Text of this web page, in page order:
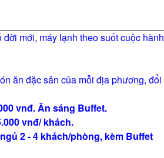
mới, máy lạnh theo suốt cuộc hành
ăn đặc sản của mỗi địa phương, đổi
vnđ. Ăn sáng Buffet.
vnđ/ khách.
2 - 4 khách/phòng, kèm Buffet